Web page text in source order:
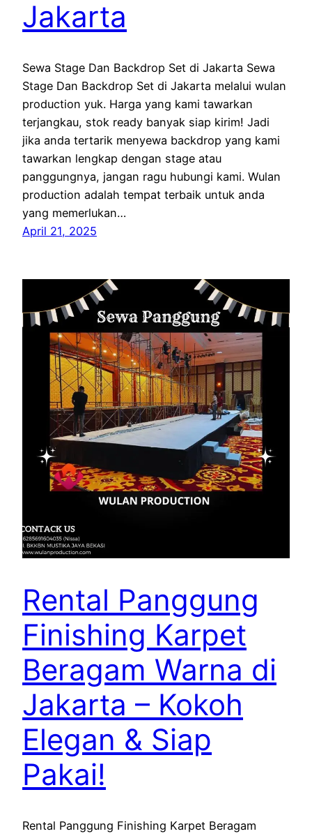
Jakarta
Sewa Stage Dan Backdrop Set di Jakarta Sewa
Stage Dan Backdrop Set di Jakarta melalui wulan
production yuk. Harga yang kami tawarkan
terjangkau, stok ready banyak siap kirim! Jadi
jika anda tertarik menyewa backdrop yang kami
tawarkan lengkap dengan stage atau
panggungnya, jangan ragu hubungi kami. Wulan
production adalah tempat terbaik untuk anda
yang memerlukan…
April 21, 2025
Rental Panggung
Finishing Karpet
Beragam Warna di
Jakarta – Kokoh
Elegan & Siap
Pakai!
Rental Panggung Finishing Karpet Beragam